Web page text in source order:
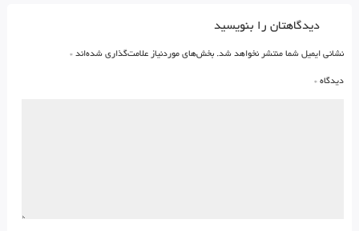
دیدگاهتان را بنویسید
نشانی ایمیل شما منتشر نخواهد شد. بخش‌های موردنیاز علامت‌گذاری شده‌اند *
دیدگاه *